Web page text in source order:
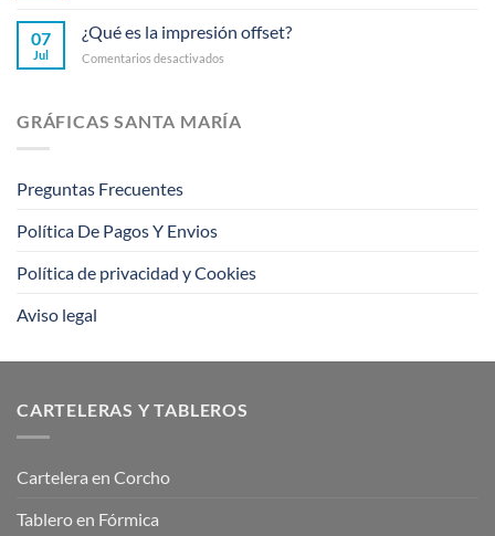
que
barreras
email
marketing,
consejos
07
Jul
¿Qué es la impresión offset?
Comentarios desactivados
la
impresión
GRÁFICAS SANTA MARÍA
Preguntas Frecuentes
Política De Pagos Y Envios
Política de privacidad y Cookies
Aviso legal
CARTELERAS Y TABLEROS
Cartelera en Corcho
Tablero en Fórmica